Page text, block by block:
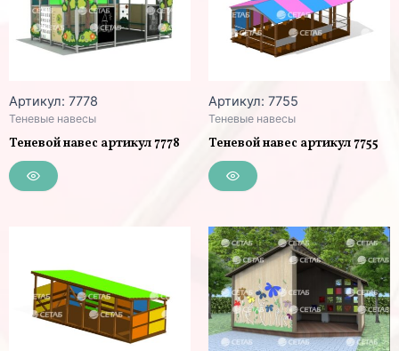
Артикул: 7778
Теневые навесы
Теневой навес артикул 7778
Артикул: 7755
Теневые навесы
Теневой навес артикул 7755